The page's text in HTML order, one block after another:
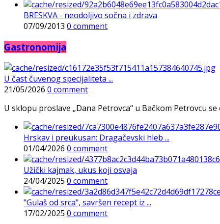
BRESKVA - neodoljivo sočna i zdrava
07/09/2013 0 comment
Gastronomija
U čast čuvenog specijaliteta ...
21/05/2026 0 comment
U sklopu proslave „Dana Petrovca“ u Bačkom Petrovcu
Hrskav i preukusan: Dragačevski hleb ...
01/04/2026 0 comment
Užički kajmak, ukus koji osvaja
24/04/2025 0 comment
"Gulaš od srca", savršen recept iz ...
17/02/2025 0 comment